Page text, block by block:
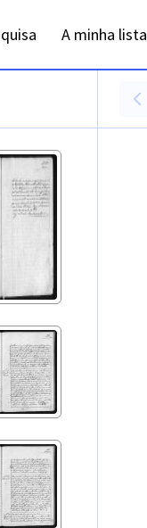
A minha lista